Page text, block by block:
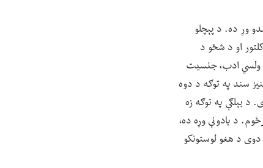
وړ ده. د پېچلو
او د شځو د
د ولسي ادب، جنسیت
سند په توګه د دوه
د بېلګې په توګه زه
د یادونې وړه ده،
د هغو لوستونکو